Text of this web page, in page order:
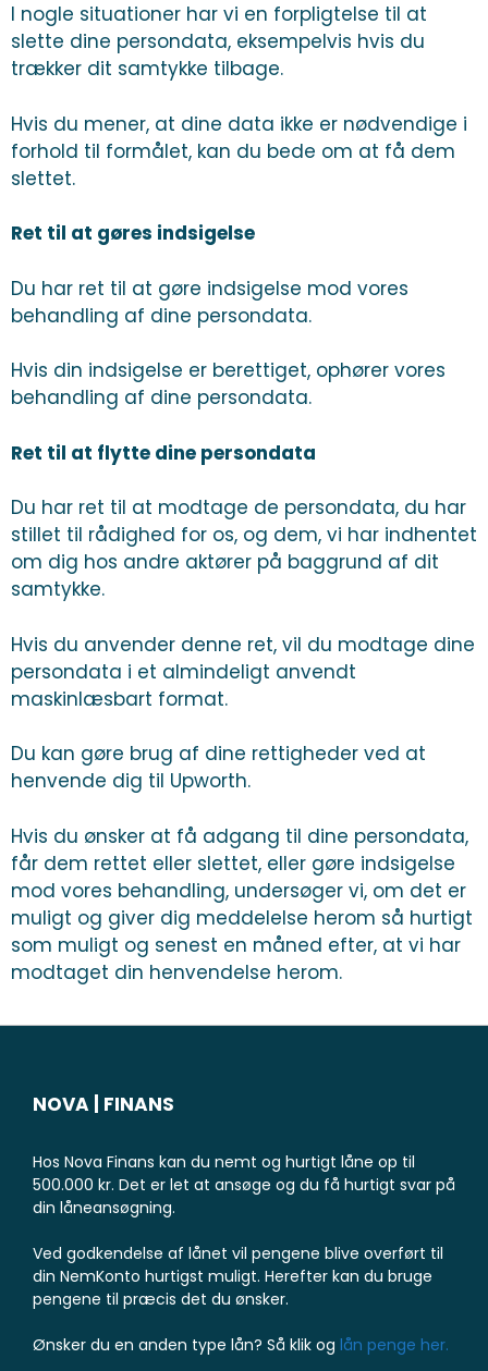
I nogle situationer har vi en forpligtelse til at
slette dine persondata, eksempelvis hvis du
trækker dit samtykke tilbage.
Hvis du mener, at dine data ikke er nødvendige i
forhold til formålet, kan du bede om at få dem
slettet.
Ret til at gøres indsigelse
Du har ret til at gøre indsigelse mod vores
behandling af dine persondata.
Hvis din indsigelse er berettiget, ophører vores
behandling af dine persondata.
Ret til at flytte dine persondata
Du har ret til at modtage de persondata, du har
stillet til rådighed for os, og dem, vi har indhentet
om dig hos andre aktører på baggrund af dit
samtykke.
Hvis du anvender denne ret, vil du modtage dine
persondata i et almindeligt anvendt
maskinlæsbart format.
Du kan gøre brug af dine rettigheder ved at
henvende dig til Upworth.
Hvis du ønsker at få adgang til dine persondata,
får dem rettet eller slettet, eller gøre indsigelse
mod vores behandling, undersøger vi, om det er
muligt og giver dig meddelelse herom så hurtigt
som muligt og senest en måned efter, at vi har
modtaget din henvendelse herom.
NOVA | FINANS
Hos Nova Finans kan du nemt og hurtigt låne op til
500.000 kr. Det er let at ansøge og du få hurtigt svar på
din låneansøgning.
Ved godkendelse af lånet vil pengene blive overført til
din NemKonto hurtigst muligt. Herefter kan du bruge
pengene til præcis det du ønsker.
Ønsker du en anden type lån? Så klik og lån penge her.